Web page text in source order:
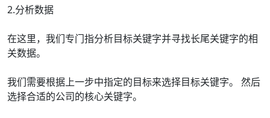
2.分析数据
在这里，我们专门指分析目标关键字并寻找长尾关键字的相
关数据。
我们需要根据上一步中指定的目标来选择目标关键字。 然后
选择合适的公司的核心关键字。